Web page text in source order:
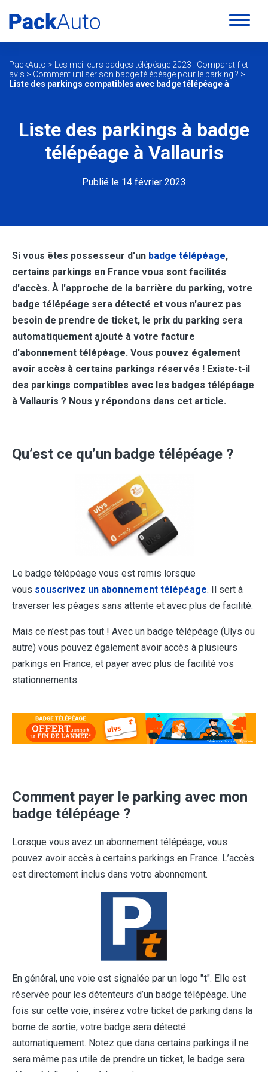
PackAuto >
Les meilleurs badges télépéage 2023 : Comparatif et
avis > Comment utiliser son badge télépéage pour le parking ? >
Liste des parkings compatibles avec badge télépéage à
Liste des parkings à badge
télépéage à Vallauris
Publié le 14 février 2023
Si vous êtes possesseur d'un badge télépéage,
certains parkings en France vous sont facilités
d'accès. À l'approche de la barrière du parking, votre
badge télépéage sera détecté et vous n'aurez pas
besoin de prendre de ticket, le prix du parking sera
automatiquement ajouté à votre facture
d'abonnement télépéage. Vous pouvez également
avoir accès à certains parkings réservés ! Existe-t-il
des parkings compatibles avec les badges télépéage
à Vallauris ? Nous y répondons dans cet article.
Qu’est ce qu’un badge télépéage ?
Le badge télépéage vous est remis lorsque
vous souscrivez un abonnement télépéage. Il sert à
traverser les péages sans attente et avec plus de facilité.
Mais ce n’est pas tout ! Avec un badge télépéage (Ulys ou
autre) vous pouvez également avoir accès à plusieurs
parkings en France, et payer avec plus de facilité vos
stationnements.
Comment payer le parking avec mon
badge télépéage ?
Lorsque vous avez un abonnement télépéage, vous
pouvez avoir accès à certains parkings en France. L’accès
est directement inclus dans votre abonnement.
En général, une voie est signalée par un logo "t". Elle est
réservée pour les détenteurs d’un badge télépéage. Une
fois sur cette voie, insérez votre ticket de parking dans la
borne de sortie, votre badge sera détecté
automatiquement. Notez que dans certains parkings il ne
sera même pas utile de prendre un ticket, le badge sera